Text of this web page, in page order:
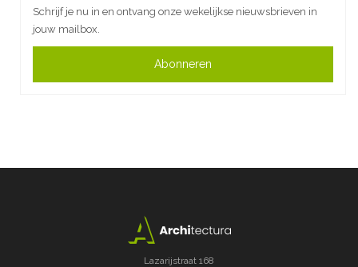
Schrijf je nu in en ontvang onze wekelijkse nieuwsbrieven in
jouw mailbox.
Abonneren
Lazarijstraat 168